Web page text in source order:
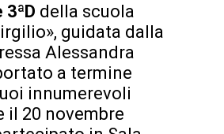
3ªD della scuola
guidata dalla
Alessandra
a termine
innumerevoli
il 20 novembre